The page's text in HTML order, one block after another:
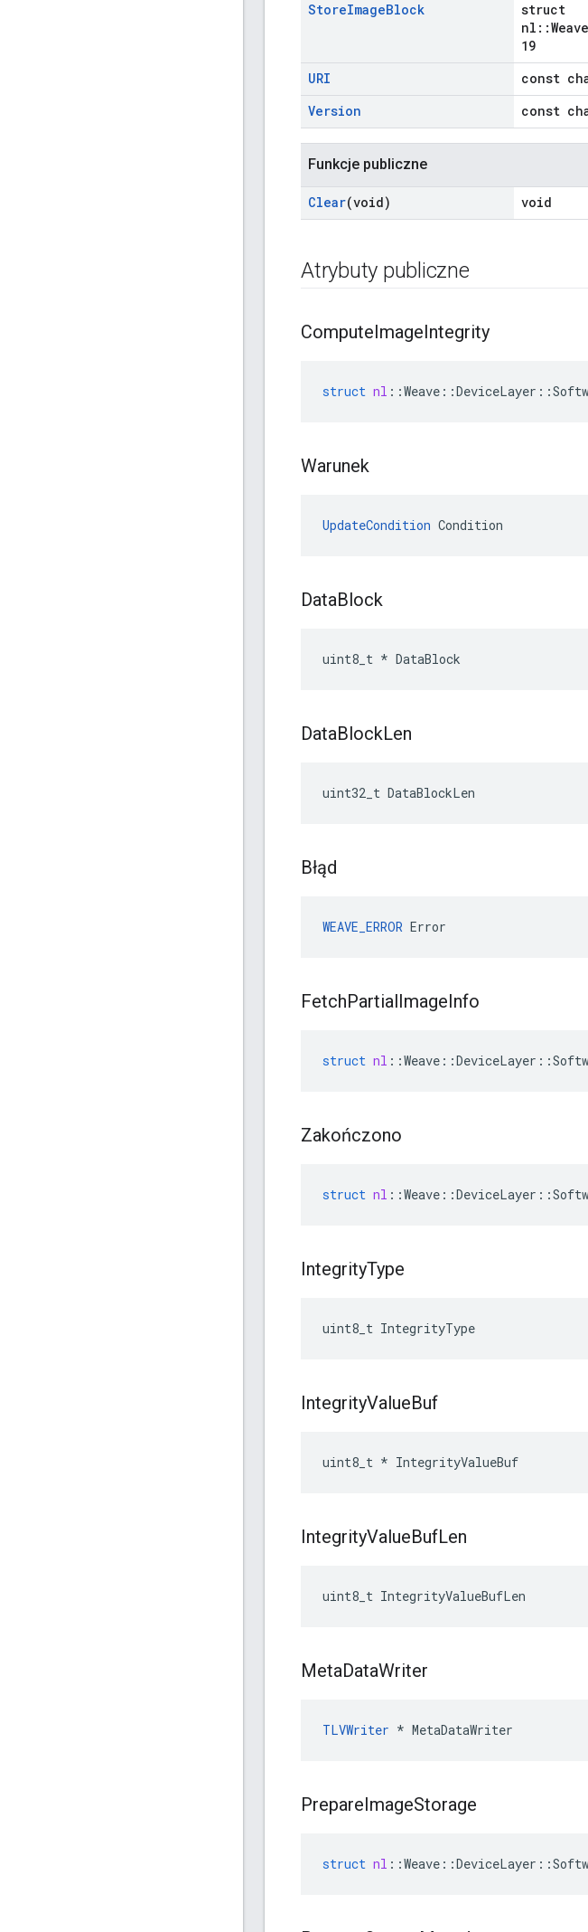
StoreImageBlock
struct
19
URI
const
Version
const
Funkcje publiczne
Clear(void) void
Atrybuty publiczne
ComputeImageIntegrity
struct nl ::Weave ::DeviceLayer ::
Warunek
UpdateCondition Condition
DataBlock
uint8_t * DataBlock
DataBlockLen
uint32_t DataBlockLen
Błąd
WEAVE_ERROR Error
FetchPartialImageInfo
struct nl ::Weave ::DeviceLayer ::
Zakończono
struct nl ::Weave ::DeviceLayer ::
IntegrityType
uint8_t IntegrityType
IntegrityValueBuf
uint8_t * IntegrityValueBuf
IntegrityValueBufLen
uint8_t IntegrityValueBufLen
MetaDataWriter
TLVWriter * MetaDataWriter
PrepareImageStorage
struct nl ::Weave ::DeviceLayer ::